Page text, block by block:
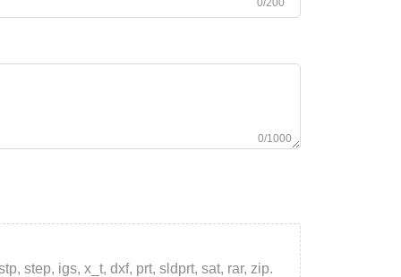
0/200
0/1000
step, igs, x_t, dxf, prt, sldprt, sat, rar, zip.